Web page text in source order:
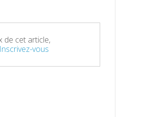
de cet article,
Inscrivez-vous